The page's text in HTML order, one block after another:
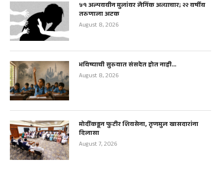
५१ अल्पवयीन मुलांवर लैगिंक अत्याचार; २२ वर्षीय
तरुणाला अटक
August 8, 2026
भविष्याची सुरुवात संसदेत होत नाही…
August 8, 2026
मोदींकडून फुटीर शिवसेना, तृणमुल खासदारांना
दिलासा
August 7, 2026